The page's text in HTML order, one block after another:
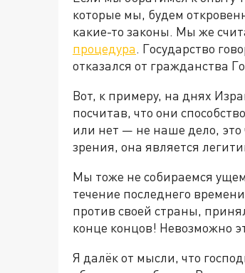
которые мы, будем
какие-то законы. Мы же
процедура. Государство
отказался от гражданства
Вот, к примеру, на днях
посчитав, что они
или нет — не наше дело, это
зрения, она является
Мы тоже не собираемся
течение последнего
против своей страны,
конце концов! Невозможно
Я далёк от мысли, что